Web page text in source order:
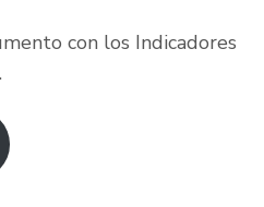
con los Indicadores